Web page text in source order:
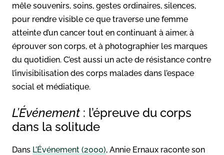
mêle souvenirs, soins, gestes ordinaires, silences,
pour rendre visible ce que traverse une femme
atteinte d’un cancer tout en continuant à aimer, à
éprouver son corps, et à photographier les marques
du quotidien. C’est aussi un acte de résistance contre
l’invisibilisation des corps malades dans l’espace
social et médiatique.
L’Événement : l’épreuve du corps
dans la solitude
Dans L’Événement (2000), Annie Ernaux raconte son